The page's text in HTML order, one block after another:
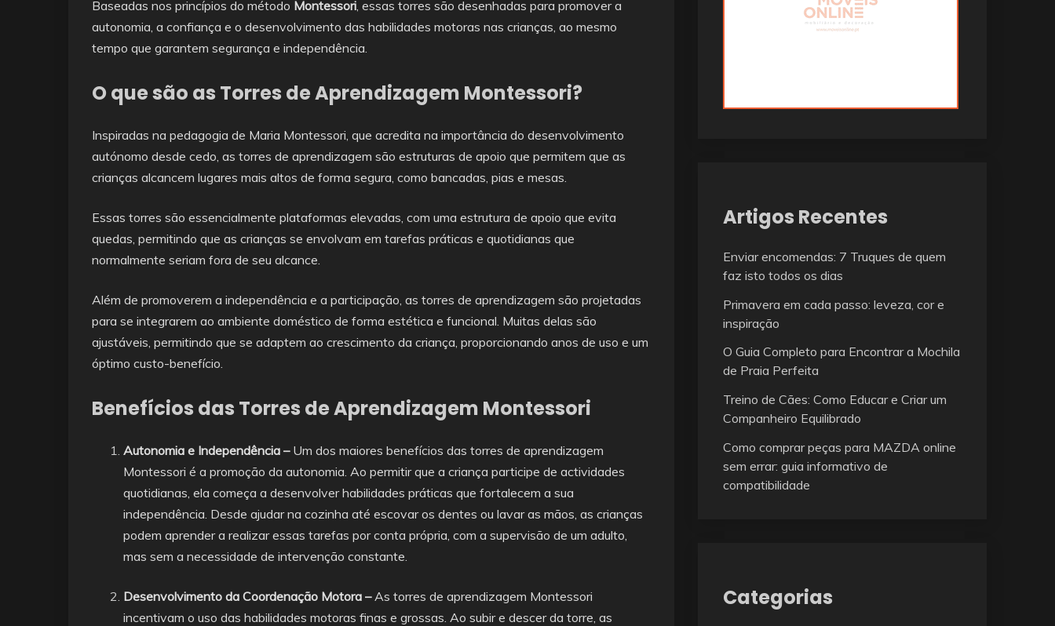
Baseadas nos princípios do método Montessori, essas torres são desenhadas para promover a
autonomia, a confiança e o desenvolvimento das habilidades motoras nas crianças, ao mesmo
tempo que garantem segurança e independência.
O que são as Torres de Aprendizagem Montessori?
Inspiradas na pedagogia de Maria Montessori, que acredita na importância do desenvolvimento
autónomo desde cedo, as torres de aprendizagem são estruturas de apoio que permitem que as
crianças alcancem lugares mais altos de forma segura, como bancadas, pias e mesas.
Essas torres são essencialmente plataformas elevadas, com uma estrutura de apoio que evita
quedas, permitindo que as crianças se envolvam em tarefas práticas e quotidianas que
normalmente seriam fora de seu alcance.
Além de promoverem a independência e a participação, as torres de aprendizagem são projetadas
para se integrarem ao ambiente doméstico de forma estética e funcional. Muitas delas são
ajustáveis, permitindo que se adaptem ao crescimento da criança, proporcionando anos de uso e um
óptimo custo-benefício.
Benefícios das Torres de Aprendizagem Montessori
Autonomia e Independência – Um dos maiores benefícios das torres de aprendizagem
Montessori é a promoção da autonomia. Ao permitir que a criança participe de actividades
quotidianas, ela começa a desenvolver habilidades práticas que fortalecem a sua
independência. Desde ajudar na cozinha até escovar os dentes ou lavar as mãos, as crianças
podem aprender a realizar essas tarefas por conta própria, com a supervisão de um adulto,
mas sem a necessidade de intervenção constante.
Desenvolvimento da Coordenação Motora – As torres de aprendizagem Montessori
incentivam o uso das habilidades motoras finas e grossas. Ao subir e descer da torre, as
Artigos Recentes
Enviar encomendas: 7 Truques de quem
faz isto todos os dias
Primavera em cada passo: leveza, cor e
inspiração
O Guia Completo para Encontrar a Mochila
de Praia Perfeita
Treino de Cães: Como Educar e Criar um
Companheiro Equilibrado
Como comprar peças para MAZDA online
sem errar: guia informativo de
compatibilidade
Categorias